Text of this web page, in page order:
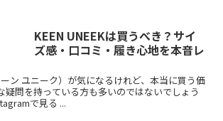
KEEN UNEEKは買うべき？サイ
ズ感・口コミ・履き心地を本音レ
ーン ユニーク）が気になるけれど、本当に買う価
で見る ...